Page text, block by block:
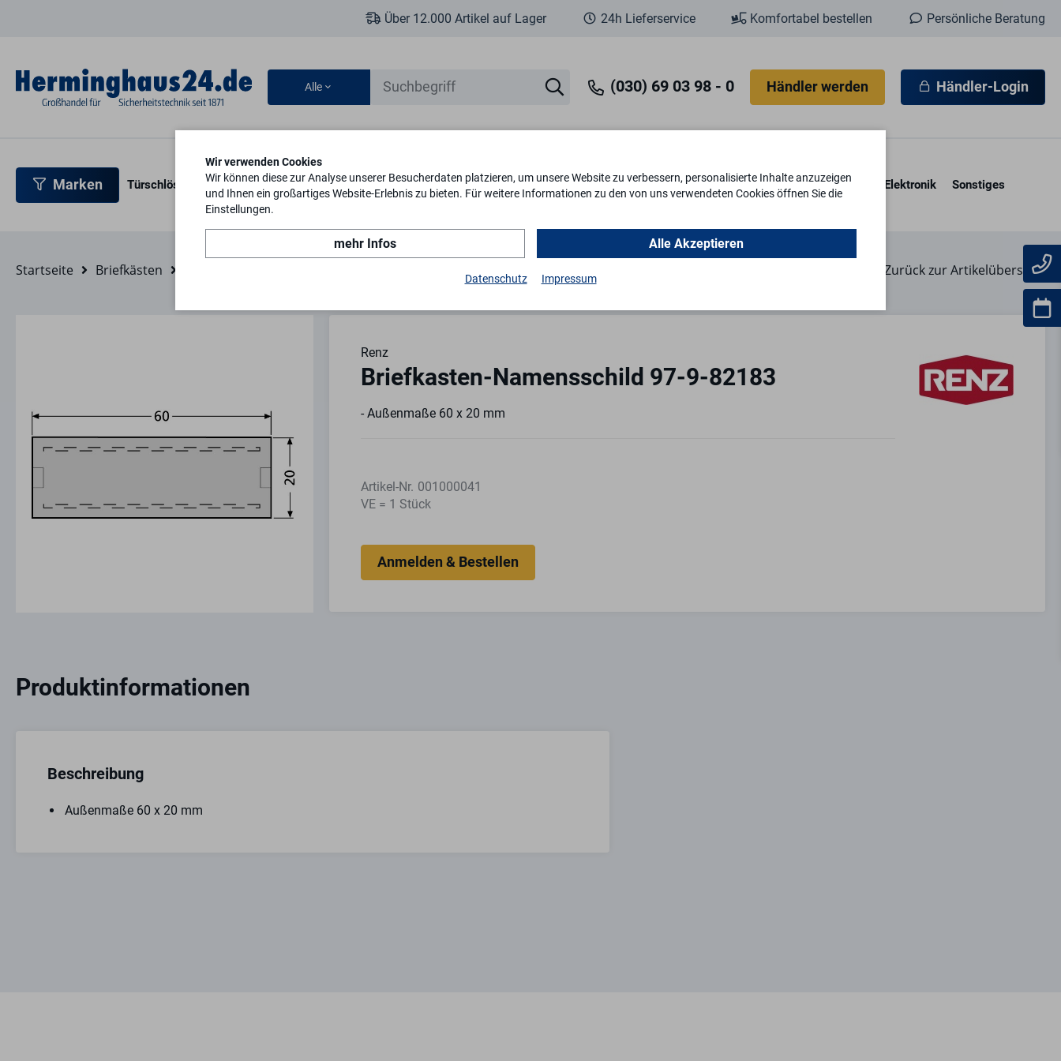
Über 12.000 Artikel auf Lager 24h Lieferservice Komfortabel bestellen Persönliche Beratung
Alle (030) 69 03 98 - 0 Händler werden Händler-Login
Marken Türschlösser Türbeschläge Türsicherheit Fenstersicherheit Schlösser & Zylinder Briefkästen Tresore & Kassetten Schlüssel Elektronik Sonstiges
Startseite Briefkästen Briefkasten-Namensschild 97-9-82183 Zurück zur Artikelübersicht
Renz
Briefkasten-Namensschild 97-9-82183
- Außenmaße 60 x 20 mm
Artikel-Nr. 001000041
VE = 1 Stück
Produktinformationen
Beschreibung
Außenmaße 60 x 20 mm
Wir verwenden Cookies
Wir können diese zur Analyse unserer Besucherdaten platzieren, um unsere Website zu verbessern, personalisierte Inhalte anzuzeigen
und Ihnen ein großartiges Website-Erlebnis zu bieten. Für weitere Informationen zu den von uns verwendeten Cookies öffnen Sie die
Einstellungen.
mehr Infos Alle Akzeptieren
Datenschutz Impressum